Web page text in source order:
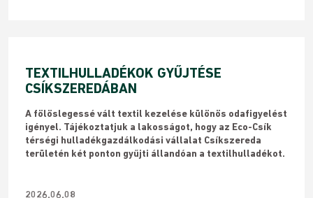
TEXTILHULLADÉKOK GYŰJTÉSE
CSÍKSZEREDÁBAN
​A fölöslegessé vált textil kezelése különös odafigyelést
igényel. Tájékoztatjuk a lakosságot, hogy az Eco-Csík
térségi hulladékgazdálkodási vállalat Csíkszereda
területén két ponton gyűjti állandóan a textilhulladékot.
2026.06.08